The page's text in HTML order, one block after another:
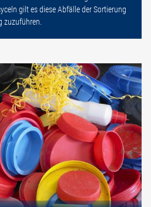
gilt es diese Abfälle der Sortierung
zuzuführen.